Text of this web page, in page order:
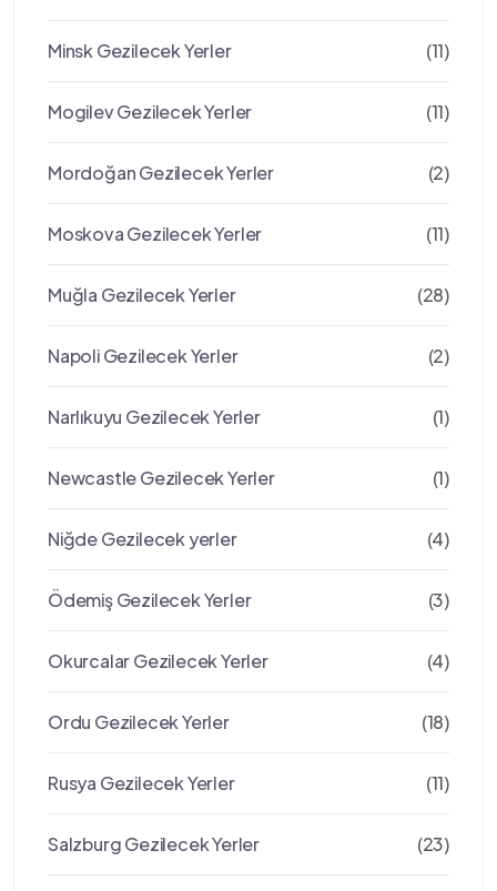
Minsk Gezilecek Yerler (11)
Mogilev Gezilecek Yerler (11)
Mordoğan Gezilecek Yerler (2)
Moskova Gezilecek Yerler (11)
Muğla Gezilecek Yerler (28)
Napoli Gezilecek Yerler (2)
Narlıkuyu Gezilecek Yerler (1)
Newcastle Gezilecek Yerler (1)
Niğde Gezilecek yerler (4)
Ödemiş Gezilecek Yerler (3)
Okurcalar Gezilecek Yerler (4)
Ordu Gezilecek Yerler (18)
Rusya Gezilecek Yerler (11)
Salzburg Gezilecek Yerler (23)